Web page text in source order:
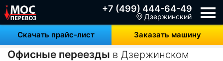
+7 (499) 444-64-49
Скачать прайс-лист Заказать машину
Дзержинский
Офисные переезды в Дзержинском